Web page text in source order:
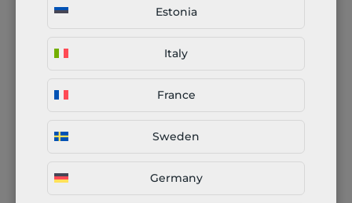
Estonia
Italy
France
Sweden
Germany
tubi?
Il nostro approccio alla
multi-fase